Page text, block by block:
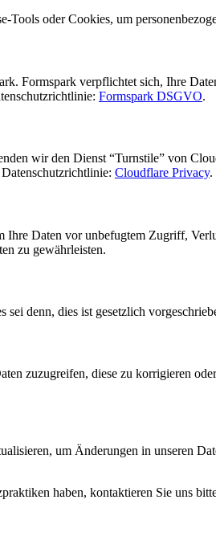
Tools oder Cookies, um
Formspark verpflichtet sich, Ihre
Formspark DSGVO.
wir den Dienst “Turnstile” von
Cloudflare Privacy.
Ihre Daten vor unbefugtem Zugriff,
zu gewährleisten.
sei denn, dies ist gesetzlich
zuzugreifen, diese zu korrigieren
um Änderungen in unseren
haben, kontaktieren Sie uns